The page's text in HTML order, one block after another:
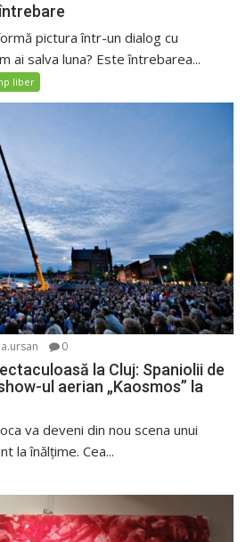
pictura într-un dialog cu
ai salva luna? Este întrebarea...
liber
0
la Cluj: Spaniolii de
ul aerian „Kaosmos” la
va deveni din nou scena unui
la înălțime. Cea...